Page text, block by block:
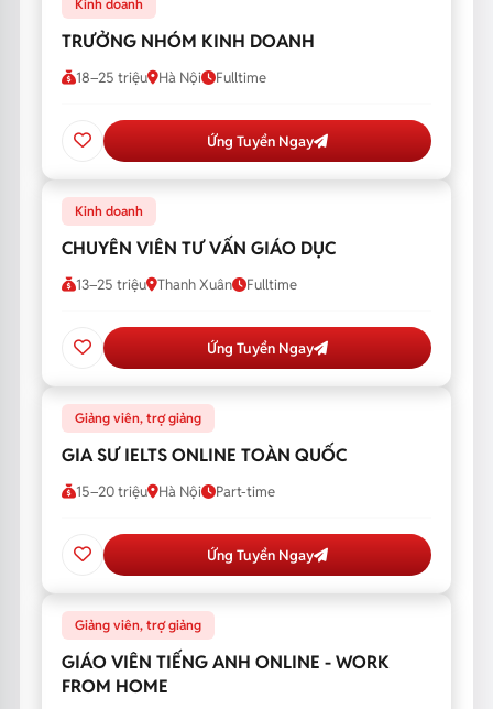
Kinh doanh
TRƯỞNG NHÓM KINH DOANH
18–25 triệu Hà Nội Fulltime
Ứng Tuyển Ngay
Kinh doanh
CHUYÊN VIÊN TƯ VẤN GIÁO DỤC
13–25 triệu Thanh Xuân Fulltime
Ứng Tuyển Ngay
Giảng viên, trợ giảng
GIA SƯ IELTS ONLINE TOÀN QUỐC
15–20 triệu Hà Nội Part-time
Ứng Tuyển Ngay
Giảng viên, trợ giảng
GIÁO VIÊN TIẾNG ANH ONLINE - WORK
FROM HOME